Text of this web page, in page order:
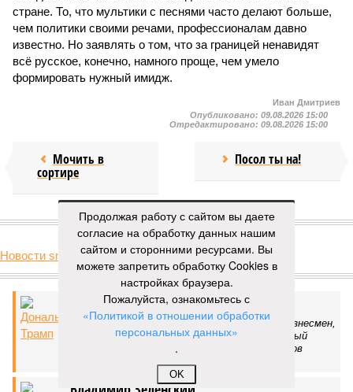
стране. То, что мультики с песнями часто делают больше,
чем политики своими речами, профессионалам давно
известно. Но заявлять о том, что за границей ненавидят
всё русское, конечно, намного проще, чем умело
формировать нужный имидж.
Иван Дмитриев
Опубликовано: 09.08.2026 15:00
Отредактировано: 09.08.2026 15:00
Мочить в
сортире
Посол ты на!
КОММЕНТАРИИ 0
Новости smi2.ru
Украина //Киев перешёл к террору гражданских, пора давать
адекватный ответ
Киев перешёл к террору гражданских, пора давать
Мочить в сортире
Продолжая работу с сайтом вы даете
согласие на обработку данных нашим
сайтом и сторонними ресурсами. Вы
можете запретить обработку Cookies в
настройках браузера.
Пожалуйста, ознакомьтесь с
«Политикой в отношении обработки
персональных данных»
.
OK